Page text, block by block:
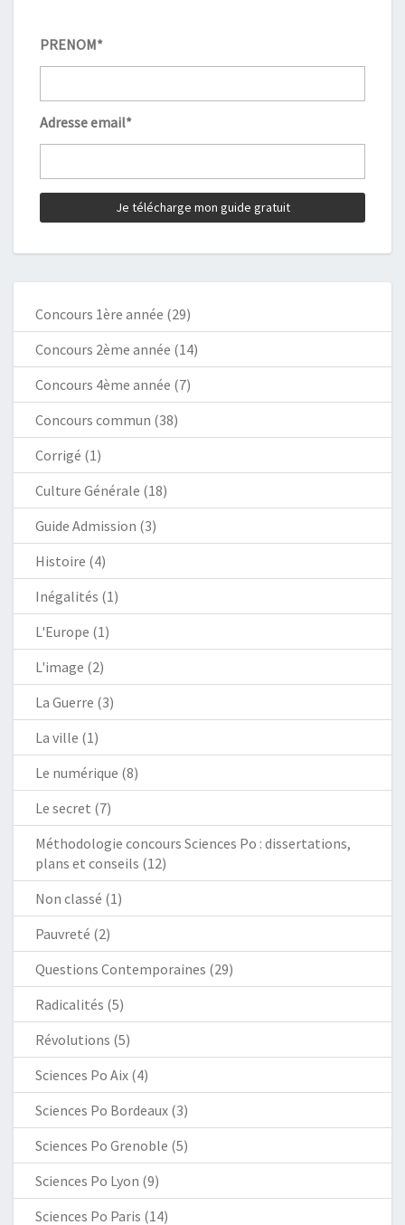
PRENOM*
Adresse email*
Concours 1ère année (29)
Concours 2ème année (14)
Concours 4ème année (7)
Concours commun (38)
Corrigé (1)
Culture Générale (18)
Guide Admission (3)
Histoire (4)
Inégalités (1)
L'Europe (1)
L'image (2)
La Guerre (3)
La ville (1)
Le numérique (8)
Le secret (7)
Méthodologie concours Sciences Po : dissertations,
plans et conseils (12)
Non classé (1)
Pauvreté (2)
Questions Contemporaines (29)
Radicalités (5)
Révolutions (5)
Sciences Po Aix (4)
Sciences Po Bordeaux (3)
Sciences Po Grenoble (5)
Sciences Po Lyon (9)
Sciences Po Paris (14)